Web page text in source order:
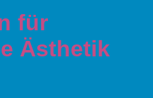
für
Ästhetik